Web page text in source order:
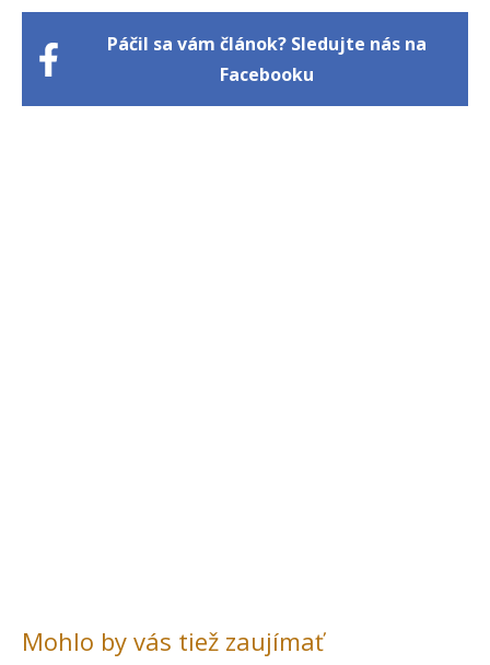
Páčil sa vám článok? Sledujte nás na
Facebooku
Mohlo by vás tiež zaujímať